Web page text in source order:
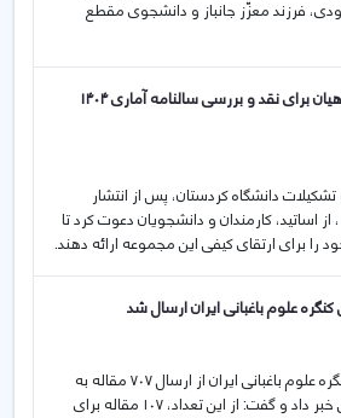
فرزند معزّز جانباز و دانشجوی مقطع
فراخوان دعوت از دانشگاهیان برای نقد و بررسی سالنامه آماری ۱۴۰۴
دانشگاه کردستان، پس از انتشار
سالنامه آماری سال ۱۴۰۴، از اساتید، کارمندان و دانشجویان دعوت کرد تا
را برای ارتقای کیفی این مجموعه ارائه دهند.
دبیر علمی چهاردهمین کنگره علوم باغبانی ایران از ارسال ۷۰۷ مقاله به
دبیرخانه این رویداد علمی خبر داد و گفت: از این تعداد، ۱۰۷ مقاله برای